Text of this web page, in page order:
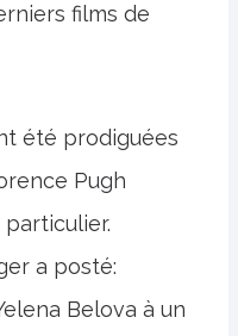
films de
été prodiguées
Pugh
a posté:
Belova à un